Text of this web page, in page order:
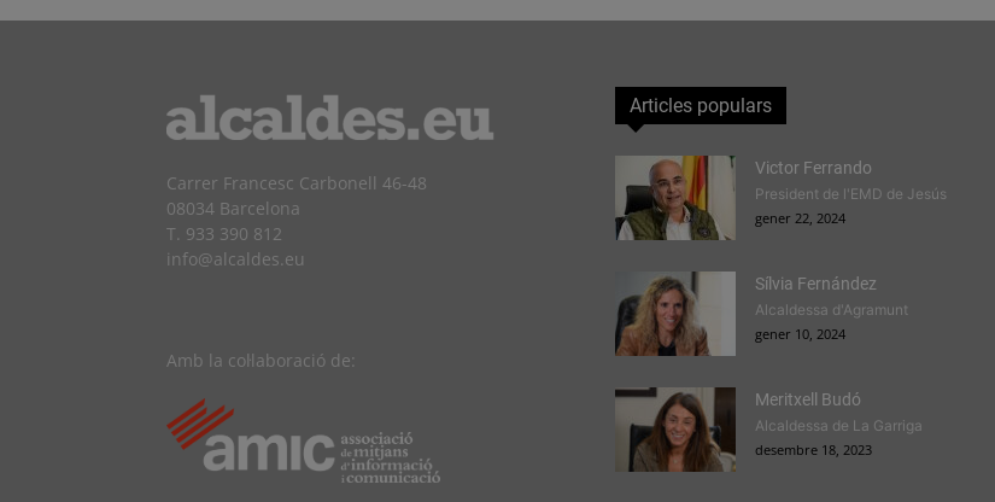
Carrer Francesc Carbonell 46-48
08034 Barcelona
T. 933 390 812
info@alcaldes.eu
Amb la col·laboració de:
Articles populars
Victor Ferrando
President de l'EMD de Jesús
gener 22, 2024
Sílvia Fernández
Alcaldessa d'Agramunt
gener 10, 2024
Meritxell Budó
Alcaldessa de La Garriga
desembre 18, 2023